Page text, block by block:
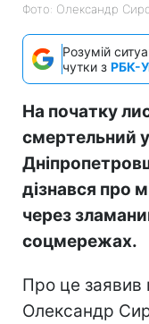
Фото: Олександр
Розумій
чутки з РБК-
На початку
смертельний
дізнався про
через
соцмережах.
Про це заявив
Олександр